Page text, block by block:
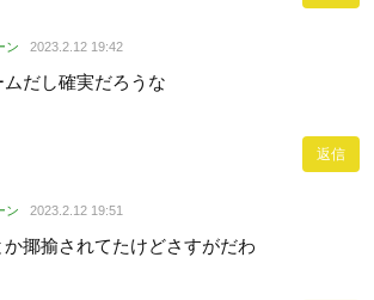
ン 2023.2.12 19:42
ムだし確実だろうな
返信
ン 2023.2.12 19:51
揶揄されてたけどさすがだわ